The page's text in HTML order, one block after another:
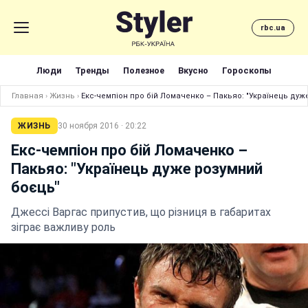
rbc.ua
Люди Тренды Полезное Вкусно Гороскопы
Главная › Жизнь › Екс-чемпіон про бій Ломаченко – Пакьяо: "Українець
ЖИЗНЬ 30 ноября 2016 · 20:22
Екс-чемпіон про бій Ломаченко –
Пакьяо: "Українець дуже розумний
боєць"
Джессі Варгас припустив, що різниця в габаритах
зіграє важливу роль